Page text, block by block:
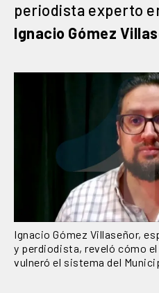
periodista experto
Ignacio Gómez
Ignacio Gómez Villaseñor,
y perdiodista, reveló cómo
vulneró el sistema del